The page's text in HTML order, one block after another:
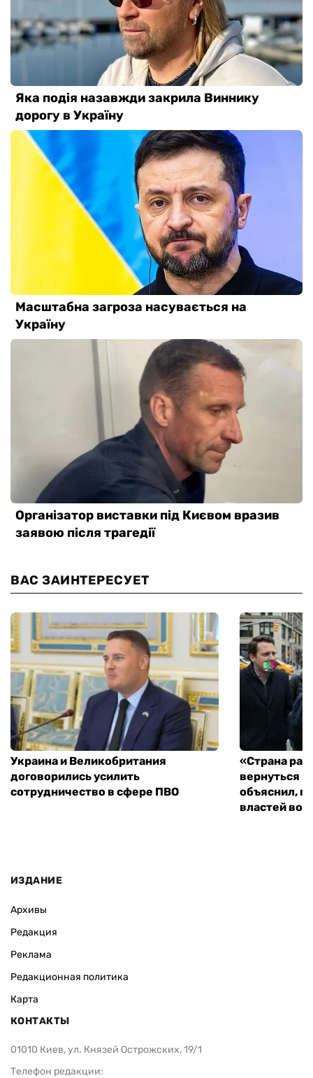
ВАС ЗАИНТЕРЕСУЕТ
Украина и Великобритания
договорились усилить
сотрудничество в сфере ПВО
«Страна
вернуться
объяснил,
властей
ИЗДАНИЕ
Архивы
Редакция
Реклама
Редакционная политика
Карта
КОНТАКТЫ
01010 Киев, ул. Князей Острожских, 19/1
Телефон редакции: